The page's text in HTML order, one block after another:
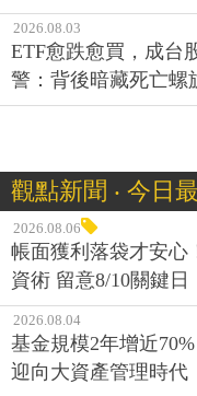
2026.08.03
ETF愈跌愈買，成台
警：背後暗藏死亡螺
觀點新聞 ‧ 今日
2026.08.06
帳面獲利落袋才安心
資術 留意8/10關鍵日
2026.08.04
基金規模2年增近
迎向大資產管理時代